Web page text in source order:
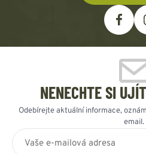
NENECHTE SI
Odebírejte aktuální informace,
email.